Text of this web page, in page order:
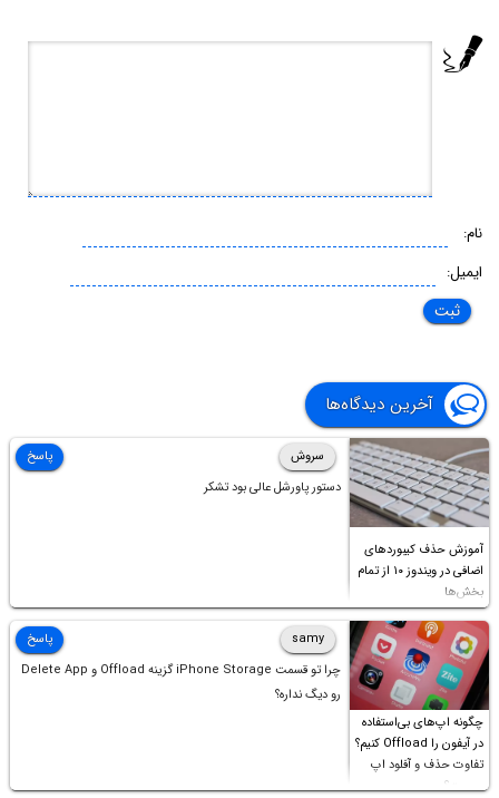
نام:
ایمیل:
آخرین دیدگاه‌ها
آموزش حذف کیبوردهای
اضافی در ویندوز ۱۰ از تمام
بخش‌ها
سروش
دستور پاورشل عالی بود تشکر
پاسخ
چگونه اپ‌های بی‌استفاده
در آیفون را Offload کنیم؟
تفاوت حذف و آفلود اپ
چیست؟
samy
چرا تو قسمت iPhone Storage گزینه Offload و Delete App
رو دیگ نداره؟
پاسخ